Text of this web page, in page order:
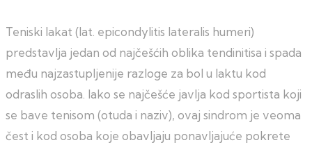
Teniski lakat (lat. epicondylitis lateralis humeri)
predstavlja jedan od najčešćih oblika tendinitisa i spada
među najzastupljenije razloge za bol u laktu kod
odraslih osoba. Iako se najčešće javlja kod sportista koji
se bave tenisom (otuda i naziv), ovaj sindrom je veoma
čest i kod osoba koje obavljaju ponavljajuće pokrete